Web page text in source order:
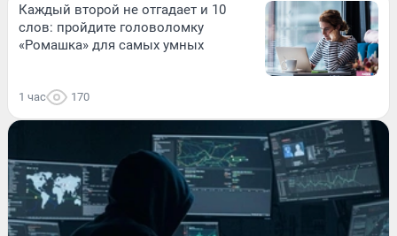
Каждый второй не отгадает и 10
слов: пройдите головоломку
«Ромашка» для самых умных
1 час 170